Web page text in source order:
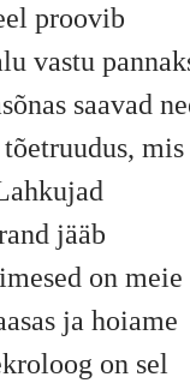
proovib
vastu
saavad
mis
jääb
on meie
ja hoiame
on sel